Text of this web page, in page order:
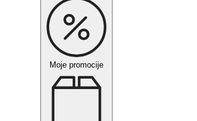
Moje promocije